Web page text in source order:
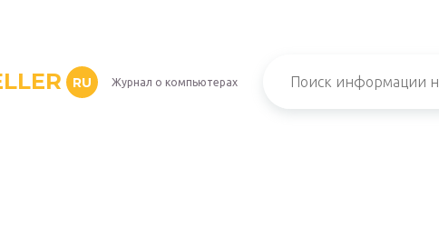
RU Журнал о компьютерах